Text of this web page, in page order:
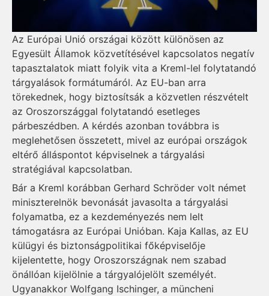
Az Európai Unió országai között különösen az
Egyesült Államok közvetítésével kapcsolatos negatív
tapasztalatok miatt folyik vita a Kreml-lel folytatandó
tárgyalások formátumáról. Az EU-ban arra
törekednek, hogy biztosítsák a közvetlen részvételt
az Oroszországgal folytatandó esetleges
párbeszédben. A kérdés azonban továbbra is
meglehetősen összetett, mivel az európai országok
eltérő álláspontot képviselnek a tárgyalási
stratégiával kapcsolatban.
Bár a Kreml korábban Gerhard Schröder volt német
miniszterelnök bevonását javasolta a tárgyalási
folyamatba, ez a kezdeményezés nem lelt
támogatásra az Európai Unióban. Kaja Kallas, az EU
külügyi és biztonságpolitikai főképviselője
kijelentette, hogy Oroszországnak nem szabad
önállóan kijelölnie a tárgyalójelölt személyét.
Ugyanakkor Wolfgang Ischinger, a müncheni